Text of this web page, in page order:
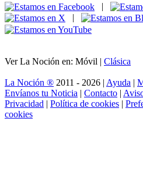
|
|
Ver La Noción en: Móvil | Clásica
La Noción ® 2011 - 2026 | Ayuda |
Envíanos tu Noticia | Contacto |
Privacidad | Política de cookies |
cookies